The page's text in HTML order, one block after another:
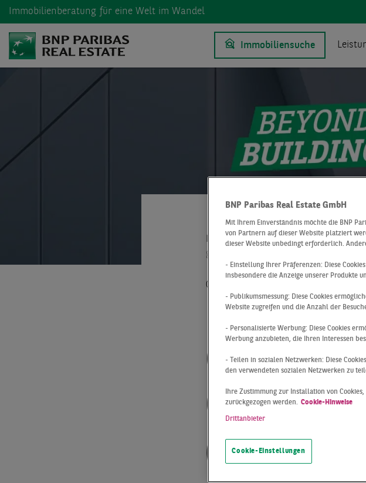
Immobilienberatung für eine Welt im Wandel
Immobiliensuche
BNP Paribas Real Estate Blog
geben (noch) den Ton an
04.02.2025
ESG-
GROSSE
(NOCH)
BNP Paribas Real Estate GmbH
Mit Ihrem Einverständnis möchte die BNP
von Partnern auf dieser Website platziert
dieser Website unbedingt erforderlich.
- Einstellung Ihrer Präferenzen: Diese
insbesondere die Anzeige unserer Produkte
- Publikumsmessung: Diese Cookies
Website zugreifen und die Anzahl der
- Personalisierte Werbung: Diese Cookies
Werbung anzubieten, die Ihren Interessen
- Teilen in sozialen Netzwerken: Diese
den verwendeten sozialen Netzwerken zu
Ihre Zustimmung zur Installation von
zurückgezogen werden. Cookie-Hinweise
Drittanbieter
Cookie-Einstellungen